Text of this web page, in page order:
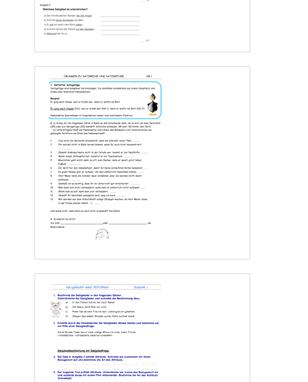
Ich glaube nicht dass es morgen schneit.
Niemand hätte gedacht dass Ina ihre Bluse selbst genäht hat.
Ich gehe nicht zur Tanzstunde weil ich keine Lust habe.
Ich klettere über die Mauer und du gehst durch die Tür.
Ich besuche dich wenn ich Zeit habe.
Die einen bestellten Cola die anderen meinten dass sie lieber einen Kaffe tränken.
einfach los.
Menschen sind freundlich oder unfreundlich fordernd oder nachsichtig umgänglich oder
ablehnend und verschlossen.
Als ich einmal beim Essen war sah ich dass viele Schüler die vor Geschäften stehen blieben
ein Handy hatten.
Ich weiß dass Lernen die Begeisterung der Schüler d
spielen wollen nicht gerade anregt.
Marion meine Schwester hat endlich eine Wohnung gefunden die ihr auch wirklich gefällt.
Dieter war wieder einmal beim Stehlen erwischt worden als er davonrennen wollte versperrte
hm der Detektiv die Tür.
Asterix der klügste Krieger im Dorf hat als besten Freund Obelix der als Kind in den
Zaubertrank gefallen war.
Ich habe sagte die Ameise gute Ratschläge gegeben.
Ich gehe zu meiner Oma weil ich Geld für ein Computerspiel bra
ich mir aber bisher nicht leisten konnte.